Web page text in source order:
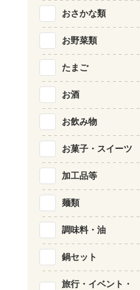
おさかな類
お野菜類
たまご
お酒
お飲み物
お菓子・スイーツ
加工品等
麺類
調味料・油
鍋セット
旅行・イベント・